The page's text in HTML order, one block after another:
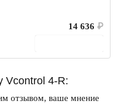
14 636 ₽
Vcontrol 4-R:
отзывом, ваше мнение